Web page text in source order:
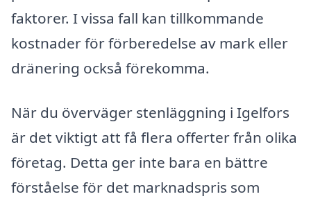
faktorer. I vissa fall kan tillkommande
kostnader för förberedelse av mark eller
dränering också förekomma.
När du överväger stenläggning i Igelfors
är det viktigt att få flera offerter från olika
företag. Detta ger inte bara en bättre
förståelse för det marknadspris som